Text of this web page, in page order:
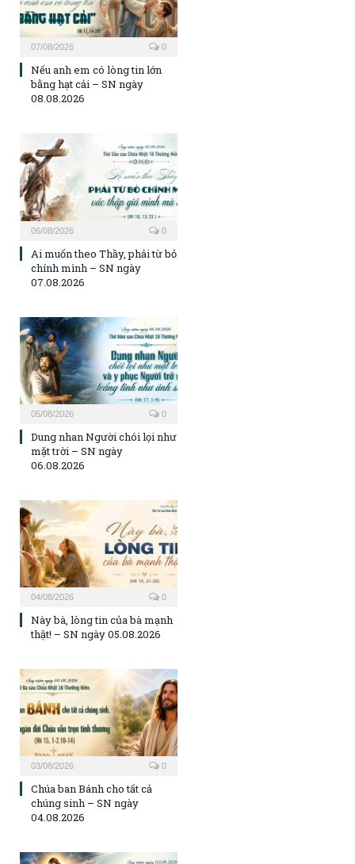
07/08/2026 0
Nếu anh em có lòng tin lớn
bằng hạt cải – SN ngày
08.08.2026
06/08/2026 0
Ai muốn theo Thầy, phải từ bỏ
chính mình – SN ngày
07.08.2026
05/08/2026 0
Dung nhan Người chói lọi như
mặt trời – SN ngày
06.08.2026
04/08/2026 0
Này bà, lòng tin của bà mạnh
thật! – SN ngày 05.08.2026
03/08/2026 0
Chúa ban Bánh cho tất cả
chúng sinh – SN ngày
04.08.2026